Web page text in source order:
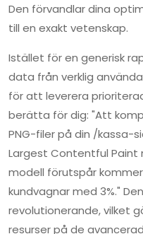
Den förvandlar dina
till en exakt vetenskap.
Istället för en generisk
data från verklig
för att leverera
berätta för dig: "Att
PNG-filer på din /
Largest Contentful Paint
modell förutspår
kundvagnar med 3%."
revolutionerande, vilket
resurser på de